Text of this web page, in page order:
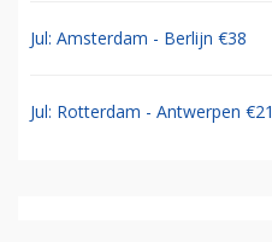
Jul: Amsterdam - Berlijn €38
Jul: Rotterdam - Antwerpen €21